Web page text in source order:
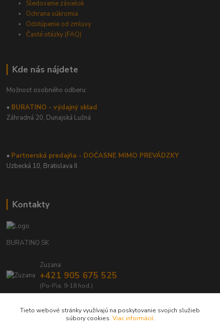
Sledovanie zásielok
Ochrana súkromia
Odstúpenie od zmluvy
Časté otázky (FAQ)
Kde nás nájdete
Možnosť osobného odberu:
• BURATINO - výdajný sklad
Záhradná 20, Dunajská Lužná
• Partnerská predajňa - DOČASNE MIMO PREVÁDZKY
Uzbecká 10, Bratislava II.
Kontakty
BURATINO.SK
Zuzana
+421 905 675 525
(Po-Pia, 9-18 hod.)
Tieto webové stránky využívajú na poskytovanie svojich služieb
súbory cookies. Viac informácií.